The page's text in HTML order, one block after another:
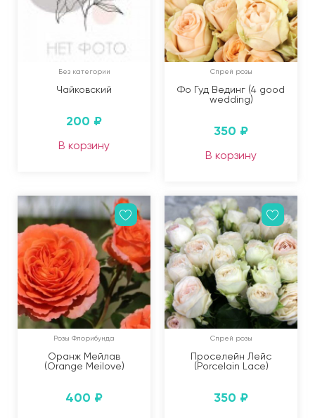
Без категории
Чайковский
200 ₽
В корзину
Спрей розы
Фо Гуд Вединг (4 good
wedding)
350 ₽
В корзину
Розы Флорибунда
Оранж Мейлав
(Orange Meilove)
400 ₽
Спрей розы
Проселейн Лейс
(Porcelain Lace)
350 ₽